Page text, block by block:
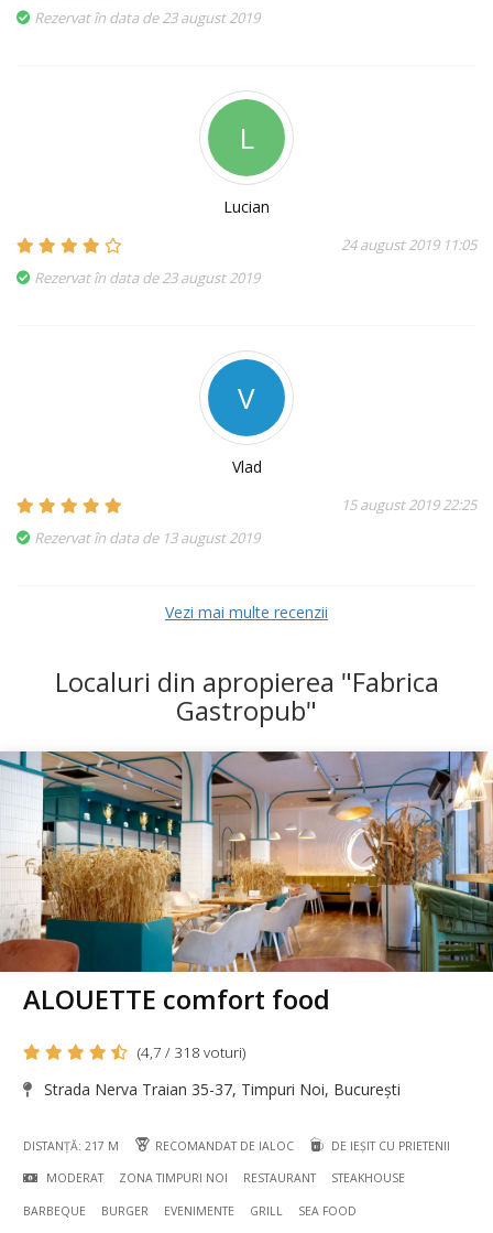
Rezervat în data de 23 august 2019
L
Lucian
24 august 2019 11:05
Rezervat în data de 23 august 2019
V
Vlad
15 august 2019 22:25
Rezervat în data de 13 august 2019
Vezi mai multe recenzii
Localuri din apropierea "Fabrica
Gastropub"
ALOUETTE comfort food
(4,7 / 318 voturi)
Strada Nerva Traian 35-37, Timpuri Noi, București
DISTANȚĂ: 217 M RECOMANDAT DE IALOC DE IEȘIT CU PRIETENII
MODERAT ZONA TIMPURI NOI RESTAURANT STEAKHOUSE
BARBEQUE BURGER EVENIMENTE GRILL SEA FOOD